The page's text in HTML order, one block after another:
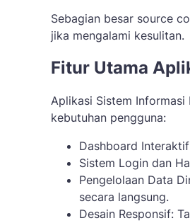
Sebagian besar source
jika mengalami kesulitan.
Fitur Utama
Aplikasi Sistem
kebutuhan pengguna:
Dashboard
Sistem Login dan
Pengelolaan Data
secara langsung.
Desain Responsif: